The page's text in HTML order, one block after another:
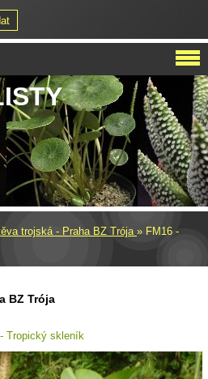
trojská - Praha BZ Trója » FM16 -
BZ Trója
Tropický skleník